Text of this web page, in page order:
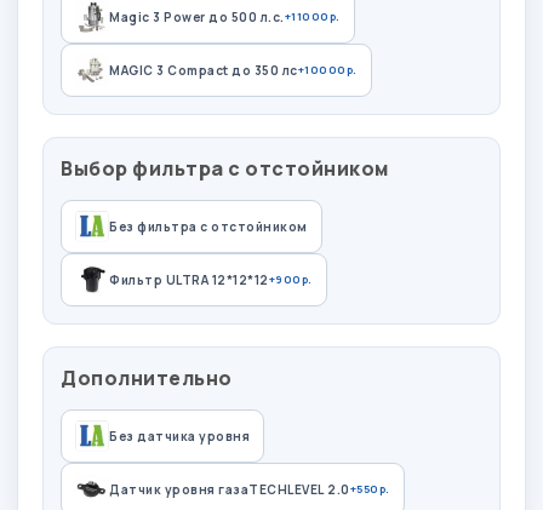
Magic 3 Power до 500 л.с.+11000р.
MAGIC 3 Compact до 350 лс+10000р.
Выбор фильтра с отстойником
Без фильтра с отстойником
Фильтр ULTRA 12*12*12+900р.
Дополнительно
Без датчика уровня
Датчик уровня газаTECHLEVEL 2.0+550р.